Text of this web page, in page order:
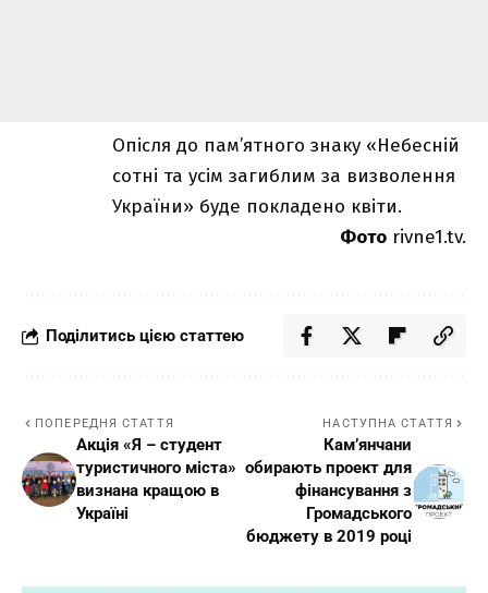
Опісля до пам’ятного знаку «Небесній
сотні та усім загиблим за визволення
України» буде покладено квіти.
Фото rivne1.tv.
Поділитись цією статтею
ПОПЕРЕДНЯ СТАТТЯ
Акція «Я – студент
туристичного міста»
визнана кращою в
Україні
НАСТУПНА СТАТТЯ
Кам’янчани
обирають проект для
фінансування з
Громадського
бюджету в 2019 році